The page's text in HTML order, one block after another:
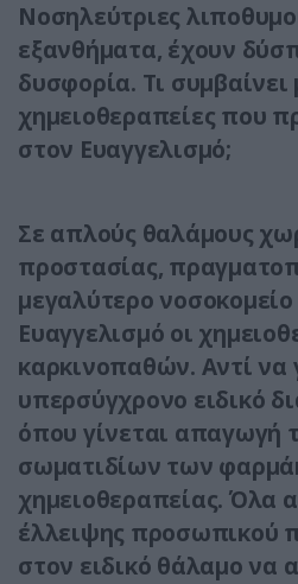
Νοσηλεύτριες
εξανθήματα, έχουν
δυσφορία. Τι συμβαίνει
χημειοθεραπείες που
στον Ευαγγελισμό;
Σε απλούς θαλάμους
προστασίας,
μεγαλύτερο
Ευαγγελισμό οι
καρκινοπαθών. Αντί να
υπερσύγχρονο ειδικό
όπου γίνεται απαγωγή
σωματιδίων των
χημειοθεραπείας. Όλα
έλλειψης προσωπικού
στον ειδικό θάλαμο να